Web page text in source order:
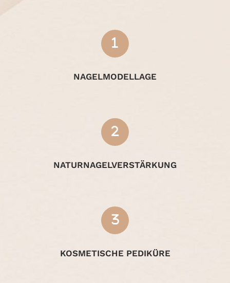
NAGELMODELLAGE
NATURNAGELVERSTÄRKUNG
KOSMETISCHE PEDIKÜRE